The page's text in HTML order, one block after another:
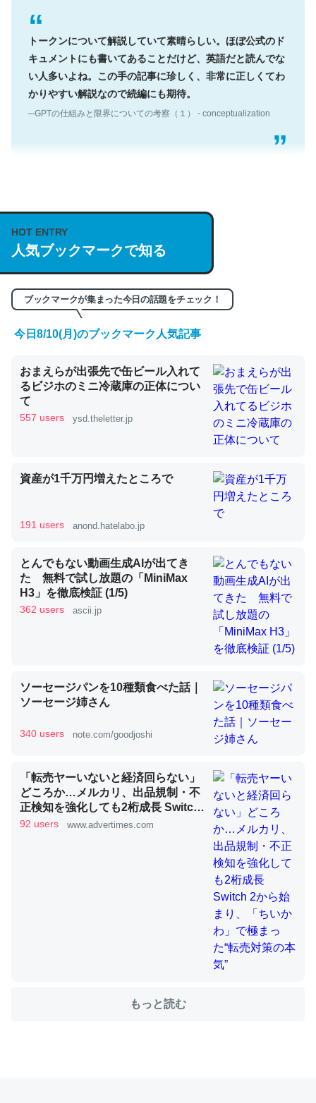
トークンについて解説していて素晴らしい。ほぼ公式のド
キュメントにも書いてあることだけど、英語だと読んでな
い人多いよね。この手の記事に珍しく、非常に正しくてわ
かりやすい解説なので続編にも期待。
─GPTの仕組みと限界についての考察（１） - conceptualization
説してる記事が少ないので貴重な良記事。/続編来た
https://isobe324649.hatenablog.com/entry/2023/03/27
/064121
─GPTの仕組みと限界についての考察（１） - conceptualization
くらい。小説でいう「ずっと前の伏線」は回収されないけ
ど、短期記憶というには多い分量。進化すればするほど分
かりやすく強くなりそう
─GPTの仕組みと限界についての考察（１） - conceptualization
昆虫ってカルシウム少ないのか。知らんかった。調べたら
─ニュース :: 【研究発表】昆虫学の大問題＝「昆虫はなぜ海にいな
いのか」に関する新仮説
利だから両方が拮抗してるのでは」とあって面白い。海に
いる鋏角類（カブトガニ・ウミグモ）はカルシウムを使わ
ずキチンを強化してる筈だが、酵素が違うのか？
─ニュース :: 【研究発表】昆虫学の大問題＝「昆虫はなぜ海にいな
これを元に考えるとカルシウムを大量に使う脊椎動物と貝
類は苦労してるんだな…。腹足類だと殻を無くしてナメク
─ニュース :: 【研究発表】昆虫学の大問題＝「昆虫はなぜ海にいな
ちぼちRingも置こうかと画策中。あと、Googleマップで
HOT ENTRY
人気ブックマークで知る
ブックマークが集まった今日の話題をチェック！
今日8/10(月)のブックマーク人気記事
おまえらが出張先で缶ビール入れて
るビジホのミニ冷蔵庫の正体につい
て
557 users ysd.theletter.jp
資産が1千万円増えたところで
191 users anond.hatelabo.jp
とんでもない動画生成AIが出てき
た 無料で試し放題の「MiniMax
H3」を徹底検証 (1/5)
362 users ascii.jp
ソーセージパンを10種類食べた話｜
ソーセージ姉さん
340 users note.com/goodjoshi
「転売ヤーいないと経済回らない」
どころか…メルカリ、出品規制・不
正検知を強化しても2桁成長 Switch
2から始まり、「ちいかわ」で極ま
92 users www.advertimes.com
もっと読む